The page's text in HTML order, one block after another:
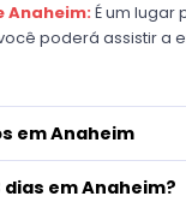
Anaheim: É um lugar
poderá assistir a
em Anaheim
em Anaheim?